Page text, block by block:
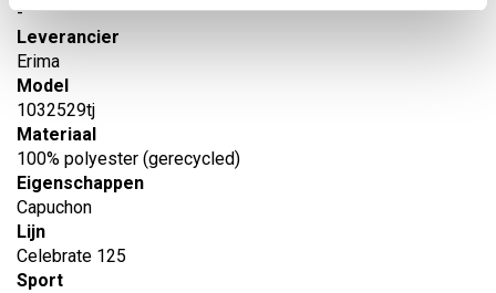
-
Leverancier
Erima
Model
1032529tj
Materiaal
100% polyester (gerecycled)
Eigenschappen
Capuchon
Lijn
Celebrate 125
Sport